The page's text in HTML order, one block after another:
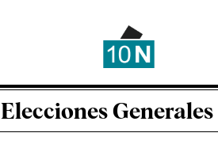
Elecciones Generales